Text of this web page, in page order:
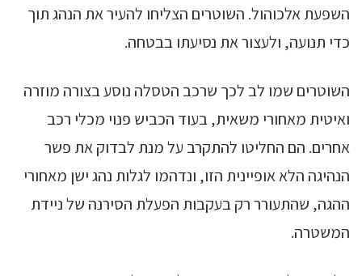
השפעת אלכוהול. השוטרים הצליחו להעיר את הנהג תוך
כדי תנועה, ולעצור את נסיעתו בבטחה.
השוטרים שמו לב לכך שרכב הטסלה נוסע בצורה מוזרה
ואיטית מאחורי משאית, בעוד הכביש פנוי מכלי רכב
אחרים. הם החליטו להתקרב על מנת לבדוק את פשר
הנהיגה הלא אופיינית הזו, ונדהמו לגלות נהג ישן מאחורי
ההגה, שהתעורר רק בעקבות הפעלת הסירנה של ניידת
המשטרה.